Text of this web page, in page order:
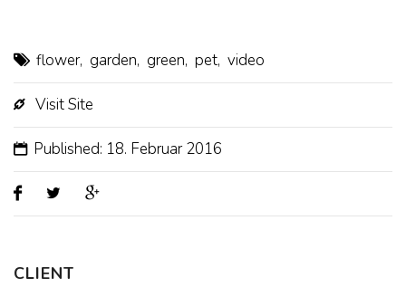
flower, garden, green, pet, video
Visit Site
Published: 18. Februar 2016
CLIENT